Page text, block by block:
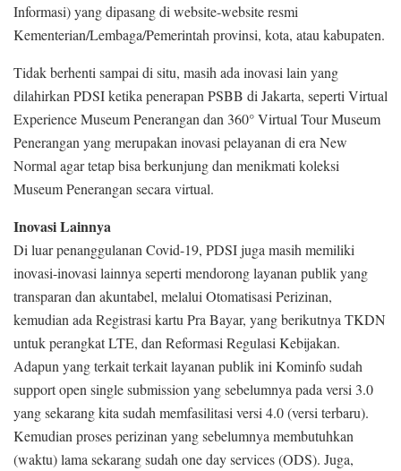
Informasi) yang dipasang di website-website resmi
Kementerian/Lembaga/Pemerintah provinsi, kota, atau kabupaten.
Tidak berhenti sampai di situ, masih ada inovasi lain yang
dilahirkan PDSI ketika penerapan PSBB di Jakarta, seperti Virtual
Experience Museum Penerangan dan 360° Virtual Tour Museum
Penerangan yang merupakan inovasi pelayanan di era New
Normal agar tetap bisa berkunjung dan menikmati koleksi
Museum Penerangan secara virtual.
Inovasi Lainnya
Di luar penanggulanan Covid-19, PDSI juga masih memiliki
inovasi-inovasi lainnya seperti mendorong layanan publik yang
transparan dan akuntabel, melalui Otomatisasi Perizinan,
kemudian ada Registrasi kartu Pra Bayar, yang berikutnya TKDN
untuk perangkat LTE, dan Reformasi Regulasi Kebijakan.
Adapun yang terkait terkait layanan publik ini Kominfo sudah
support open single submission yang sebelumnya pada versi 3.0
yang sekarang kita sudah memfasilitasi versi 4.0 (versi terbaru).
Kemudian proses perizinan yang sebelumnya membutuhkan
(waktu) lama sekarang sudah one day services (ODS). Juga,